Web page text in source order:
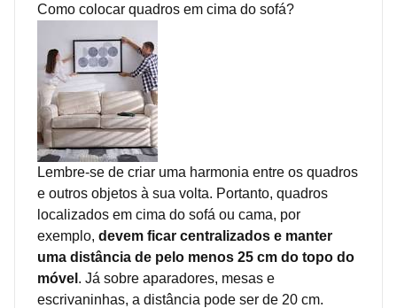
Como colocar quadros em cima do sofá?
Lembre-se de criar uma harmonia entre os quadros
e outros objetos à sua volta. Portanto, quadros
localizados em cima do sofá ou cama, por
exemplo, devem ficar centralizados e manter
uma distância de pelo menos 25 cm do topo do
móvel . Já sobre aparadores, mesas e
escrivaninhas, a distância pode ser de 20 cm.